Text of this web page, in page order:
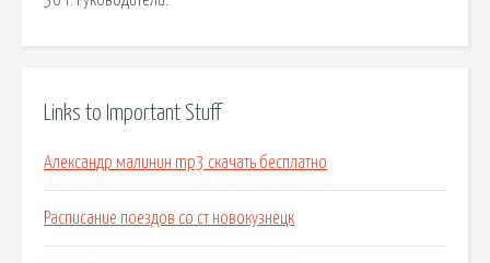
Links to Important Stuff
Александр малинин mp3 скачать бесплатно
Расписание поездов со ст новокузнецк